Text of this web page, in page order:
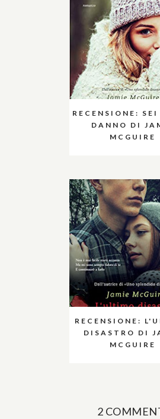
RECENSIONE:
DANNO DI
MCGUIRE
RECENSIONE:
DISASTRO DI
MCGUIRE
2